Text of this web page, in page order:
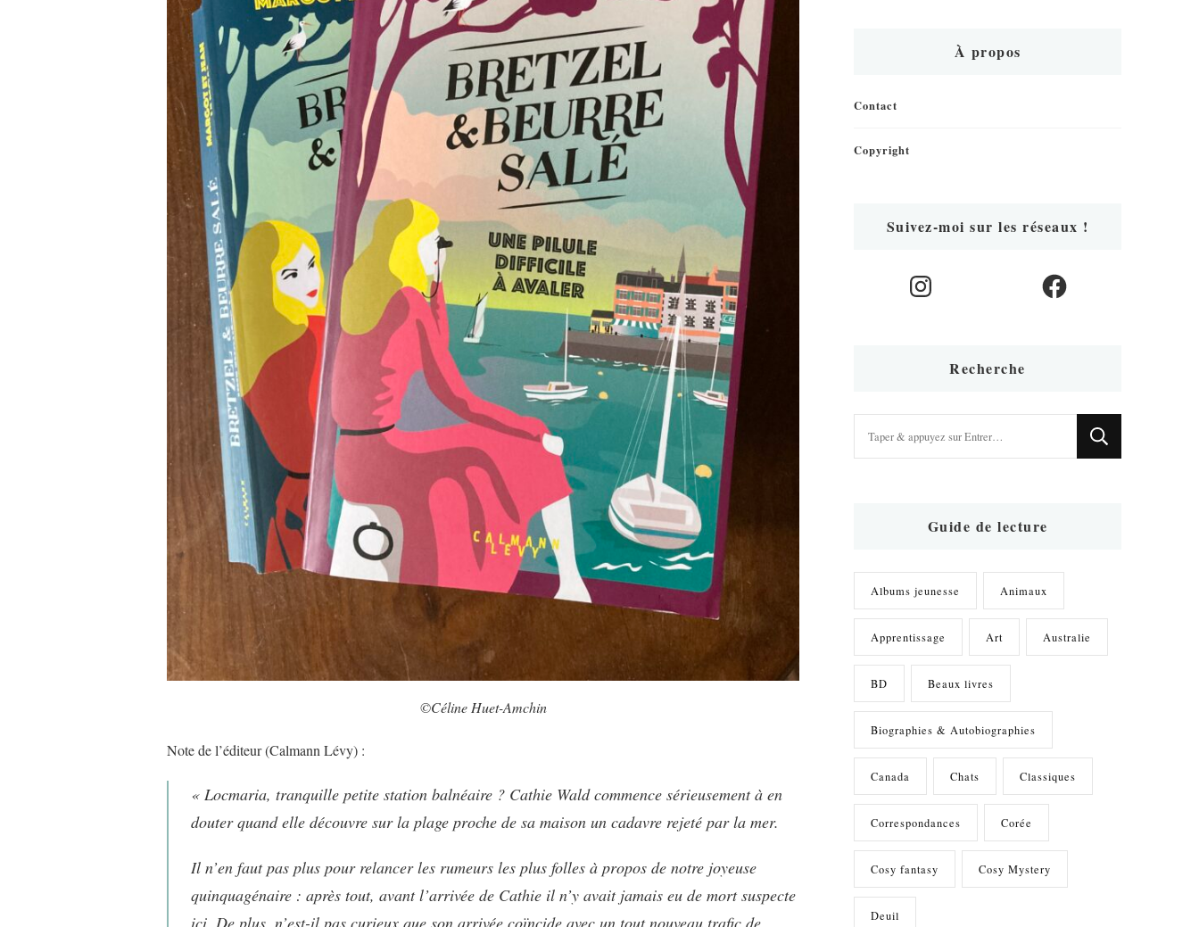
©Céline Huet-Amchin
Note de l’éditeur (Calmann Lévy) :
« Locmaria, tranquille petite station balnéaire ? Cathie Wald commence sérieusement à en
douter quand elle découvre sur la plage proche de sa maison un cadavre rejeté par la mer.
Il n’en faut pas plus pour relancer les rumeurs les plus folles à propos de notre joyeuse
quinquagénaire : après tout, avant l’arrivée de Cathie il n’y avait jamais eu de mort suspecte
ici. De plus, n’est-il pas curieux que son arrivée coïncide avec un tout nouveau trafic de
À propos
Contact
Copyright
Suivez-moi sur les réseaux !
Instagram Facebook
Recherche
Guide de lecture
Albums jeunesse Animaux
Apprentissage Art Australie
BD Beaux livres
Biographies & Autobiographies
Canada Chats Classiques
Correspondances Corée
Cosy fantasy Cosy Mystery
Deuil